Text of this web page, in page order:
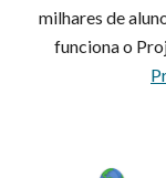
milhares de
funciona o